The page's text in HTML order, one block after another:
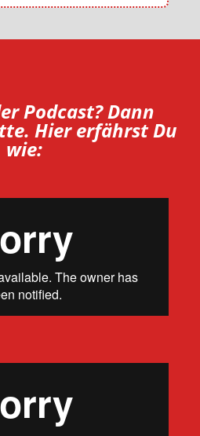
Podcast? Dann
Hier erfährst Du
wie: